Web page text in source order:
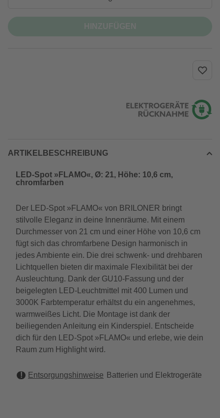
ARTIKELBESCHREIBUNG
LED-Spot »FLAMO«, Ø: 21, Höhe: 10,6 cm,
chromfarben
Der LED-Spot »FLAMO« von BRILONER bringt
stilvolle Eleganz in deine Innenräume. Mit einem
Durchmesser von 21 cm und einer Höhe von 10,6 cm
fügt sich das chromfarbene Design harmonisch in
jedes Ambiente ein. Die drei schwenk- und drehbaren
Lichtquellen bieten dir maximale Flexibilität bei der
Ausleuchtung. Dank der GU10-Fassung und der
beigelegten LED-Leuchtmittel mit 400 Lumen und
3000K Farbtemperatur erhältst du ein angenehmes,
warmweißes Licht. Die Montage ist dank der
beiliegenden Anleitung ein Kinderspiel. Entscheide
dich für den LED-Spot »FLAMO« und erlebe, wie dein
Raum zum Highlight wird.
Entsorgungshinweise Batterien und Elektrogeräte